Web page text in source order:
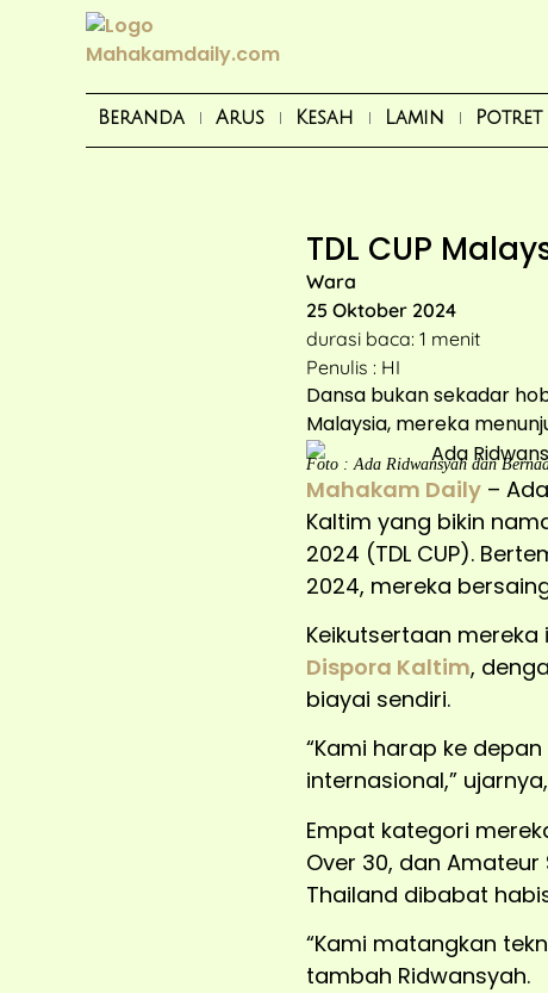
Beranda Arus Kesah Lamin Potret
TDL CUP
Wara
25 Oktober 2024
durasi baca: 1 menit
Penulis : HI
Dansa bukan sekadar
Malaysia, mereka
Foto : Ada Ridwansyah dan
Mahakam Daily–
Kaltim yang bikin
2024 (TDL CUP).
2024, mereka
Keikutsertaan
Dispora Kaltim,
biayai sendiri.
“Kami harap ke
internasional,”
Empat kategori
Over 30, dan Amateur
Thailand dibabat
“Kami matangkan
tambah Ridwansyah.